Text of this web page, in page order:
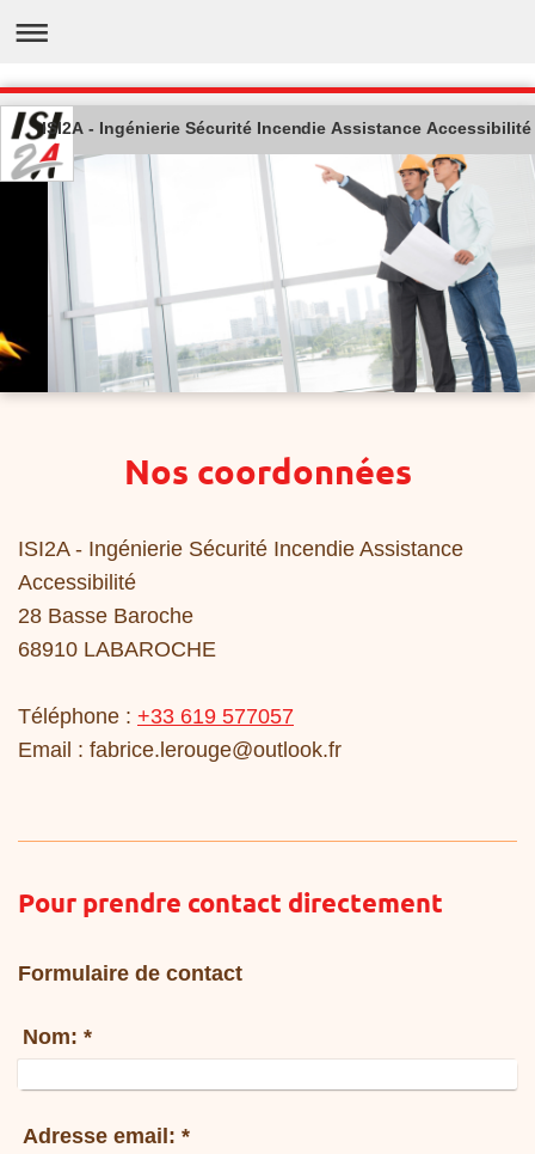
ISI2A - Ingénierie Sécurité Incendie Assistance Accessibilité
Nos coordonnées
ISI2A - Ingénierie Sécurité Incendie Assistance
Accessibilité
28 Basse Baroche
68910 LABAROCHE
Téléphone : +33 619 577057
Email : fabrice.lerouge@outlook.fr
Pour prendre contact directement
Formulaire de contact
Nom: *
Adresse email: *